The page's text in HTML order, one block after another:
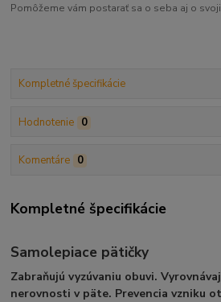
Pomôžeme vám postarať sa o seba aj o
Kompletné špecifikácie
Hodnotenie 0
Komentáre 0
Kompletné špecifikácie
Samolepiace pätičky
Zabraňujú vyzúvaniu obuvi.
nerovnosti v päte. Prevencia vzniku